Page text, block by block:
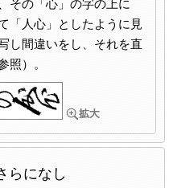
その「心」の字の上に
「人心」としたように見
し間違いをし、それを直
照）。
になし